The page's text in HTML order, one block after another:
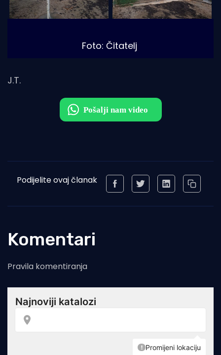
Foto: Čitatelj
J.T.
Podijelite ovaj članak
Komentari
Pravila komentiranja